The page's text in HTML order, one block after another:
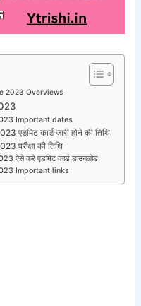
2023 Overviews
Important dates
कार्ड जारी होने की तिथि
परीक्षा की तिथि
ऐसे करे एडमिट कार्ड डाउनलोड
Important links